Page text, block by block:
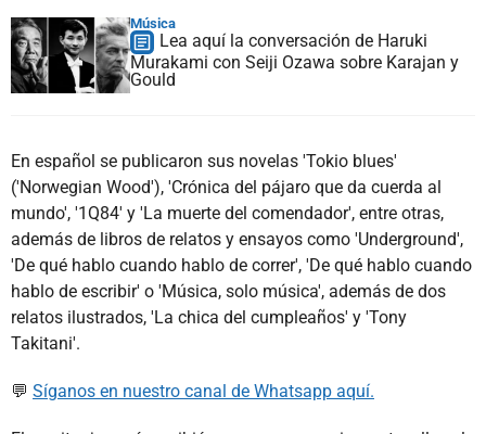
Música
Lea aquí la conversación de Haruki
Murakami con Seiji Ozawa sobre Karajan y
Gould
En español se publicaron sus novelas 'Tokio blues'
('Norwegian Wood'), 'Crónica del pájaro que da cuerda al
mundo', '1Q84' y 'La muerte del comendador', entre otras,
además de libros de relatos y ensayos como 'Underground',
'De qué hablo cuando hablo de correr', 'De qué hablo cuando
hablo de escribir' o 'Música, solo música', además de dos
relatos ilustrados, 'La chica del cumpleaños' y 'Tony
Takitani'.
💬 Síganos en nuestro canal de Whatsapp aquí.